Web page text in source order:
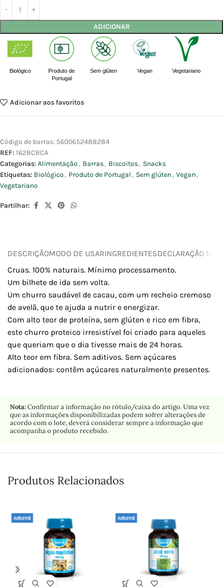
ADICIONAR
Biológico
Produto de
Portugal
Sem glúten Vegan Vegetariano
Adicionar aos favoritos
Código de barras: 5600652488284
REF: 1628CBCA
Categorias: Alimentação , Barras, Biscoitos, Snacks
Etiquetas: Biológico , Produto de Portugal , Sem glúten, Vegan,
Vegetariano
Partilhar:
DESCRIÇÃOMODO DE USARINGREDIENTESDECLARAÇÃO
Cruas. 100% naturais. Mínimo processamento.
Um bilhete de ida sem volta.
Um churro saudável de cacau, com um recheio cremoso
de avelã, que te ajuda a nutrir e energizar.
Com alto teor de proteína, sem glúten e rico em fibra,
este churro proteico irresistível foi criado para aqueles
que queriam que o dia tivesse mais de 24 horas.
Alto teor em fibra. Sem aditivos. Sem açúcares
adicionados: contêm açúcares naturalmente presentes.
Nota:Confirmar a informação no rótulo/caixa do artigo. Uma vez
que as informações disponibilizadas podem sofrer alterações de
acordo com o lote, deverá considerar sempre a informação que
acompanha o produto recebido.
Produtos Relacionados